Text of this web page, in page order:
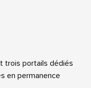
trois portails dédiés
en permanence